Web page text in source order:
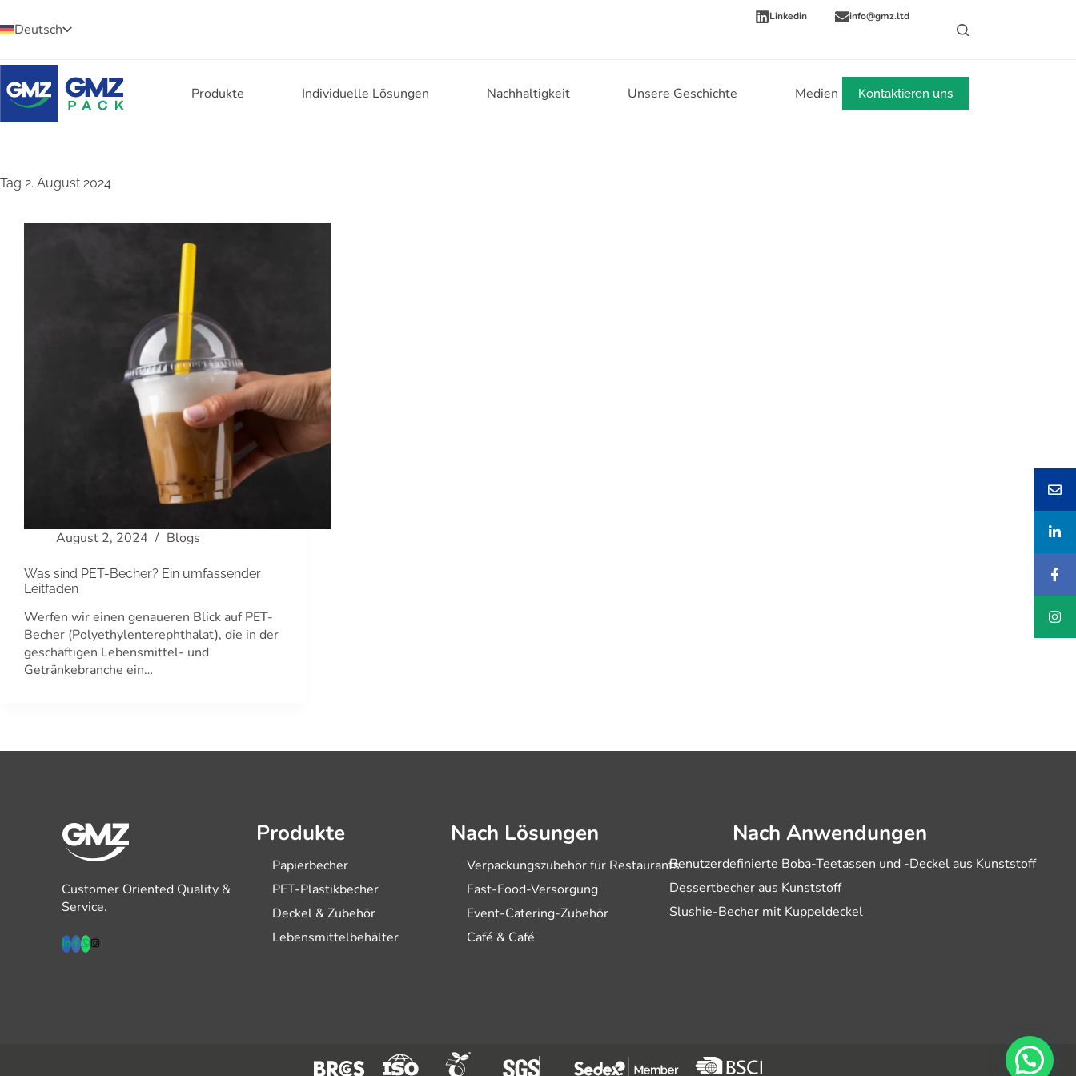
Deutsch
Linkedin info@gmz.ltd
Produkte Individuelle Lösungen Nachhaltigkeit Unsere Geschichte Medien Mehr
Kontaktieren uns
Tag 2. August 2024
August 2, 2024 Blogs
Was sind PET-Becher? Ein umfassender
Leitfaden
Werfen wir einen genaueren Blick auf PET-
Becher (Polyethylenterephthalat), die in der
geschäftigen Lebensmittel- und
Getränkebranche ein…
Customer Oriented Quality &
Service.
Produkte
Papierbecher
PET-Plastikbecher
Deckel & Zubehör
Lebensmittelbehälter
Nach Lösungen
Verpackungszubehör für Restaurants
Fast-Food-Versorgung
Event-Catering-Zubehör
Café & Café
Nach Anwendungen
Benutzerdefinierte Boba-Teetassen und -Deckel aus Kunststoff
Dessertbecher aus Kunststoff
Slushie-Becher mit Kuppeldeckel